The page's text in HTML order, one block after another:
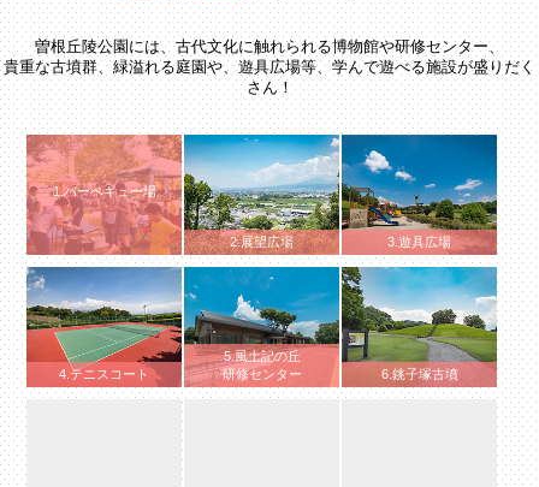
曽根丘陵公園には、古代文化に触れられる博物館や研修センター、
貴重な古墳群、緑溢れる庭園や、遊具広場等、学んで遊べる施設が盛りだく
さん！
1.バーベキュー場
2.展望広場 3.遊具広場
4.テニスコート
5.風土記の丘
研修センター
6.銚子塚古墳